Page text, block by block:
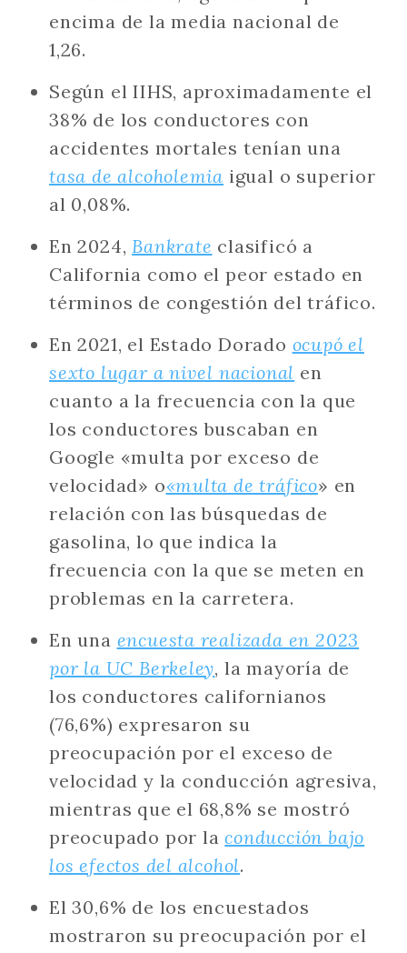
encima de la media nacional de
1,26.
Según el IIHS, aproximadamente el
38% de los conductores con
accidentes mortales tenían una
tasa de alcoholemia igual o superior
al 0,08%.
En 2024, Bankrate clasificó a
California como el peor estado en
términos de congestión del tráfico.
En 2021, el Estado Dorado ocupó el
sexto lugar a nivel nacional en
cuanto a la frecuencia con la que
los conductores buscaban en
Google «multa por exceso de
velocidad» o«multa de tráfico» en
relación con las búsquedas de
gasolina, lo que indica la
frecuencia con la que se meten en
problemas en la carretera.
En una encuesta realizada en 2023
por la UC Berkeley, la mayoría de
los conductores californianos
(76,6%) expresaron su
preocupación por el exceso de
velocidad y la conducción agresiva,
mientras que el 68,8% se mostró
preocupado por laconducción bajo
los efectos del alcohol.
El 30,6% de los encuestados
mostraron su preocupación por el